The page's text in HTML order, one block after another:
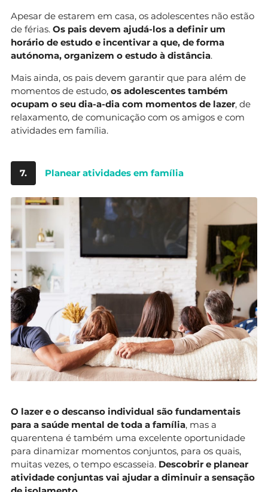
Apesar de estarem em casa, os adolescentes não estão
de férias. Os pais devem ajudá-los a definir um
horário de estudo e incentivar a que, de forma
autónoma, organizem o estudo à distância.
Mais ainda, os pais devem garantir que para além de
momentos de estudo, os adolescentes também
ocupam o seu dia-a-dia com momentos de lazer, de
relaxamento, de comunicação com os amigos e com
atividades em família.
7. Planear atividades em família
O lazer e o descanso individual são fundamentais
para a saúde mental de toda a família, mas a
quarentena é também uma excelente oportunidade
para dinamizar momentos conjuntos, para os quais,
muitas vezes, o tempo escasseia. Descobrir e planear
atividade conjuntas vai ajudar a diminuir a sensação